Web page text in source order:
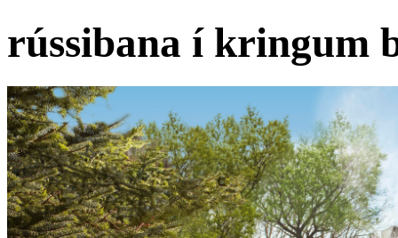
rússibana í kringum